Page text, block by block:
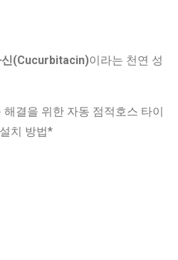
신(Cucurbitacin)이라는 천연 성
결을 위한 자동 점적호스 타이
치 방법*